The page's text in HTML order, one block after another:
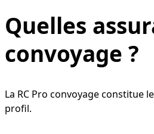
Quelles
convoyage ?
La RC Pro convoyage constitue
profil.